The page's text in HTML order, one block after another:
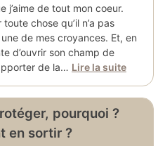
de tout mon coeur.
chose qu’il n’a pas
de mes croyances. Et, en
d’ouvrir son champ de
de la… Lire la suite
pourquoi ?
en sortir ?